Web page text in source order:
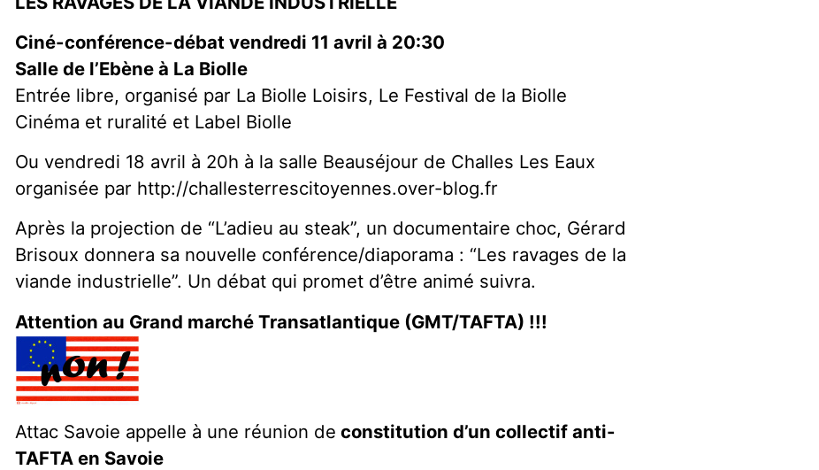
Ciné-conférence-débat vendredi 11 avril à 20:30
Salle de l’Ebène à La Biolle
Entrée libre, organisé par La Biolle Loisirs, Le Festival de la Biolle
Cinéma et ruralité et Label Biolle
Ou vendredi 18 avril à 20h à la salle Beauséjour de Challes Les Eaux
organisée par http://challesterrescitoyennes.over-blog.fr
Après la projection de “L’adieu au steak”, un documentaire choc, Gérard
Brisoux donnera sa nouvelle conférence/diaporama : “Les ravages de la
viande industrielle”. Un débat qui promet d’être animé suivra.
Attention au Grand marché Transatlantique (GMT/TAFTA) !!!
Attac Savoie appelle à une réunion de constitution d’un collectif anti-
TAFTA en Savoie